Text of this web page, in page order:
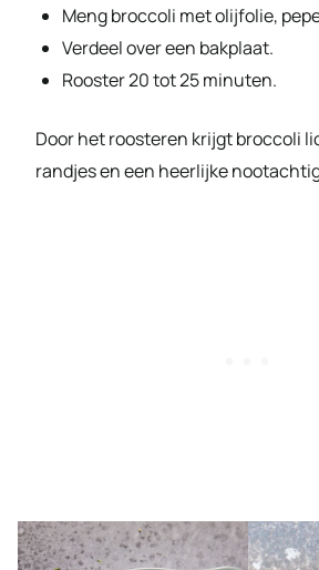
Meng broccoli met olijfolie,
Verdeel over een bakplaat.
Rooster 20 tot 25 minuten.
Door het roosteren krijgt broccoli
randjes en een heerlijke